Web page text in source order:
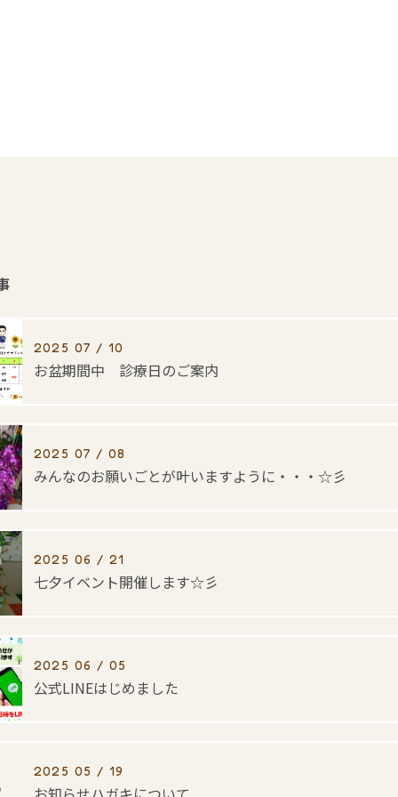
2025 07 / 10
お盆期間中 診療日のご案内
2025 07 / 08
みんなのお願いごとが叶いますように・・・☆彡
2025 06 / 21
七夕イベント開催します☆彡
2025 06 / 05
公式LINEはじめました
2025 05 / 19